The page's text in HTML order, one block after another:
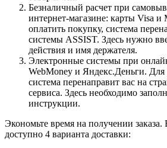
Безналичный расчет при
интернет-магазине: карты Visa и
оплатить покупку, система
системы ASSIST. Здесь нужно
действия и имя держателя.
Электронные системы при
WebMoney и Яндекс.Деньги.
система перенаправит вас на
сервиса. Здесь необходимо
инструкции.
Экономьте время на получении заказа.
доступно 4 варианта доставки: